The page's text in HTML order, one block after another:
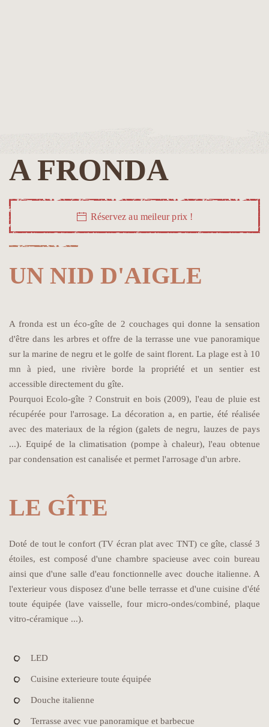
A FRONDA
Réservez au meileur prix !
UN NID D'AIGLE
A fronda est un éco-gîte de 2 couchages qui donne la sensation
d'être dans les arbres et offre de la terrasse une vue panoramique
sur la marine de negru et le golfe de saint florent. La plage est à 10
mn à pied, une rivière borde la propriété et un sentier est
accessible directement du gîte.
Pourquoi Ecolo-gîte ? Construit en bois (2009), l'eau de pluie est
récupérée pour l'arrosage. La décoration a, en partie, été réalisée
avec des materiaux de la région (galets de negru, lauzes de pays
...). Equipé de la climatisation (pompe à chaleur), l'eau obtenue
par condensation est canalisée et permet l'arrosage d'un arbre.
LE GÎTE
Doté de tout le confort (TV écran plat avec TNT) ce gîte, classé 3
étoiles, est composé d'une chambre spacieuse avec coin bureau
ainsi que d'une salle d'eau fonctionnelle avec douche italienne. A
l'exterieur vous disposez d'une belle terrasse et d'une cuisine d'été
toute équipée (lave vaisselle, four micro-ondes/combiné, plaque
vitro-céramique ...).
LED
Cuisine exterieure toute équipée
Douche italienne
Terrasse avec vue panoramique et barbecue